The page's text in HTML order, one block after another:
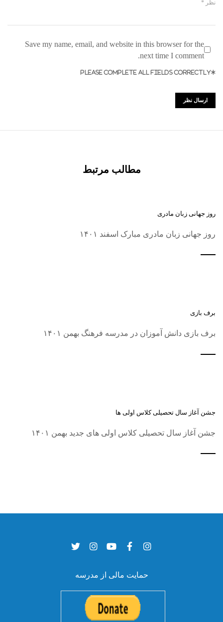
Save my name, email, and website in this browser for the
next time I comment.
*PLEASE COMPLETE ALL FIELDS CORRECTLY
مطالب مرتبط
روز جهانی زبان مادری
روز جهانی زبان مادری مبارک اسفند ۱۴۰۱
برف بازی
برف بازی دانش آموزان در مدرسه فرهنگ بهمن ۱۴۰۱
جشن آغاز سال تحصیلی کلاس اولی ها
جشن آغاز سال تحصیلی کلاس اولی های جدید بهمن ۱۴۰۱
حمایت مالی از مدرسه